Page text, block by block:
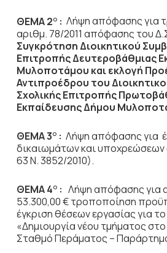
ΘΕΜΑ 2Ο: Λήψη απόφασης για
αριθμ. 78/2011 απόφασης του
Συγκρότηση Διοικητικού
Επιτροπής Δευτεροβάθμιας
Μυλοποτάμου και εκλογή
Αντιπροέδρου του
Σχολικής Επιτροπής
Εκπαίδευσης Δήμου
ΘΕΜΑ 3Ο: Λήψη απόφασης για
δικαιωμάτων και
63 Ν. 3852/2010).
ΘΕΜΑ 4Ο: Λήψη απόφασης για
53.300,00 € τροποποίηση
έγκριση θέσεων εργασίας για
«Δημιουργία νέου τμήματος
Σταθμό Περάματος –